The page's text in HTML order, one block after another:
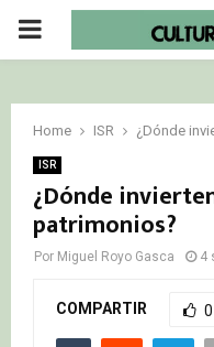
PRIMARY
Home ISR ¿Dónde
ISR
¿Dónde
patrimonios?
Por Miguel Royo Gasca 4
COMPARTIR 0